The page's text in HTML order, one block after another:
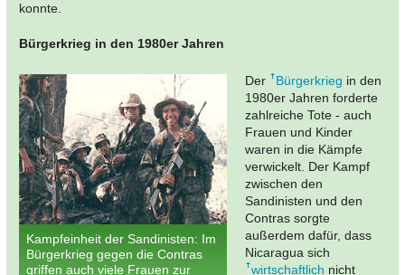
konnte.
Bürgerkrieg in den 1980er Jahren
Kampfeinheit der Sandinisten: Im
Bürgerkrieg gegen die Contras
griffen auch viele Frauen zur
Der Bürgerkrieg in den
1980er Jahren forderte
zahlreiche Tote - auch
Frauen und Kinder
waren in die Kämpfe
verwickelt. Der Kampf
zwischen den
Sandinisten und den
Contras sorgte
außerdem dafür, dass
Nicaragua sich
wirtschaftlich nicht